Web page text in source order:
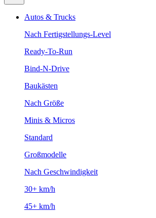
Autos & Trucks
Nach Fertigstellungs-Level
Ready-To-Run
Bind-N-Drive
Baukästen
Nach Größe
Minis & Micros
Standard
Großmodelle
Nach Geschwindigkeit
30+ km/h
45+ km/h